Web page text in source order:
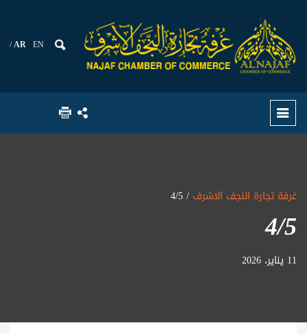
AR EN
غرفة تجارة النجف الاشرف / 4/5
4/5
11 يناير، 2026